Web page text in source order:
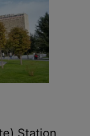
Station